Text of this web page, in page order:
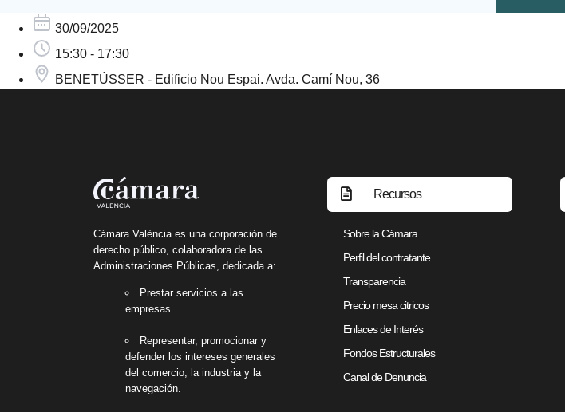
30/09/2025
15:30 - 17:30
BENETÚSSER - Edificio Nou Espai. Avda. Camí Nou, 36
Cámara València es una corporación de
derecho público, colaboradora de las
Administraciones Públicas, dedicada a:
Prestar servicios a las
empresas.
Representar, promocionar y
defender los intereses generales
del comercio, la industria y la
navegación.
Recursos
Sobre la Cámara
Perfil del contratante
Transparencia
Precio mesa citricos
Enlaces de Interés
Fondos Estructurales
Canal de Denuncia